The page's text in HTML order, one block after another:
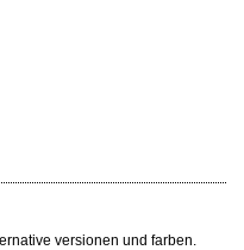
versionen und farben.